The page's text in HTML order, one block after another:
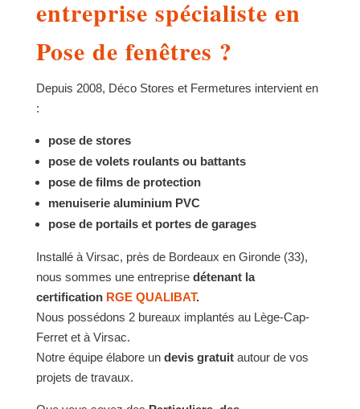
entreprise spécialiste en
Pose de fenêtres ?
Depuis 2008, Déco Stores et Fermetures intervient en
:
pose de stores
pose de volets roulants ou battants
pose de films de protection
menuiserie aluminium PVC
pose de portails et portes de garages
Installé à Virsac, près de Bordeaux en Gironde (33),
nous sommes une entreprise détenant la
certification RGE QUALIBAT.
Nous possédons 2 bureaux implantés au Lège-Cap-
Ferret et à Virsac.
Notre équipe élabore un devis gratuitautour de vos
projets de travaux.